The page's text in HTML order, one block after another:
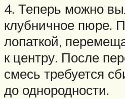
4. Теперь можно
клубничное пюре.
лопаткой,
к центру. После
смесь требуется
до однородности.